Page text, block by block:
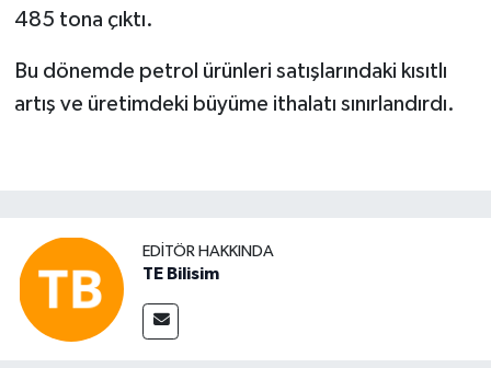
485 tona çıktı.
Bu dönemde petrol ürünleri satışlarındaki kısıtlı
artış ve üretimdeki büyüme ithalatı sınırlandırdı.
EDITÖR HAKKINDA
TE Bilisim